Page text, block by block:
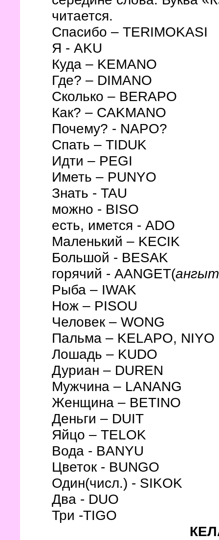
читается.
Спасибо – TERIMOKASI
Я - AKU
Куда – KEMANO
Где? – DIMANO
Сколько – BERAPO
Как? – CAKMANO
Почему? - NAPO?
Спать – TIDUK
Идти – PEGI
Иметь – PUNYO
Знать - TAU
можно - BISO
есть, имется - ADO
Маленький – KECIK
Большой - BESAK
горячий - АANGET(ангыт
Рыба – IWAK
Нож – PISOU
Человек – WONG
Пальма – KELAPO, NIYO
Лошадь – KUDO
Дуриан – DUREN
Мужчина – LANANG
Женщина – BETINO
Деньги – DUIT
Яйцо – TELOK
Вода - BANYU
Цветок - BUNGO
Один(числ.) - SIKOK
Два - DUO
Три -TIGO